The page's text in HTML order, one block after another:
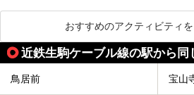
おすすめのアクティビティ
近鉄生駒ケーブル線の駅から同
鳥居前 宝山